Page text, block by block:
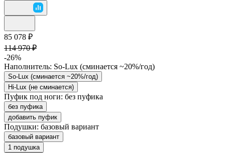
85 078 ₽
114 970 ₽
-26%
Наполнитель: So-Lux (cминается ~20%/год)
So-Lux (cминается ~20%/год)
Hi-Lux (не сминается)
Пуфик под ноги: без пуфика
без пуфика
добавить пуфик
Подушки: базовый вариант
базовый вариант
1 подушка